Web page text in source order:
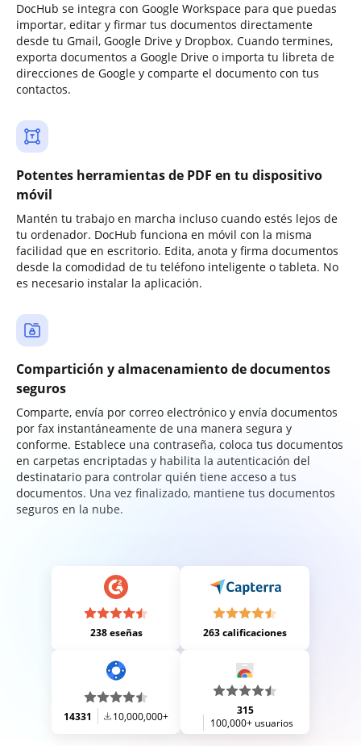
DocHub se integra con Google Workspace para que puedas
importar, editar y firmar tus documentos directamente
desde tu Gmail, Google Drive y Dropbox. Cuando termines,
exporta documentos a Google Drive o importa tu libreta de
direcciones de Google y comparte el documento con tus
contactos.
Potentes herramientas de PDF en tu dispositivo
móvil
Mantén tu trabajo en marcha incluso cuando estés lejos de
tu ordenador. DocHub funciona en móvil con la misma
facilidad que en escritorio. Edita, anota y firma documentos
desde la comodidad de tu teléfono inteligente o tableta. No
es necesario instalar la aplicación.
Compartición y almacenamiento de documentos
seguros
Comparte, envía por correo electrónico y envía documentos
por fax instantáneamente de una manera segura y
conforme. Establece una contraseña, coloca tus documentos
en carpetas encriptadas y habilita la autenticación del
destinatario para controlar quién tiene acceso a tus
documentos. Una vez finalizado, mantiene tus documentos
seguros en la nube.
238 eseñas 263 calificaciones
14331 10,000,000+
315
100,000+ usuarios